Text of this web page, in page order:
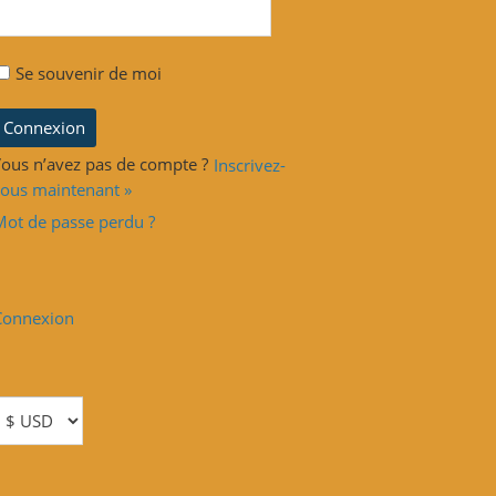
Se souvenir de moi
n’avez pas de compte ? Inscrivez-
maintenant »
de passe perdu ?